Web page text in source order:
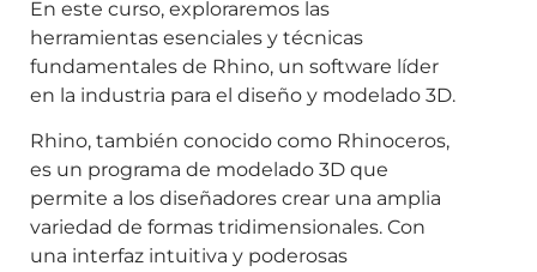
En este curso, exploraremos las
herramientas esenciales y técnicas
fundamentales de Rhino, un software líder
en la industria para el diseño y modelado 3D.
Rhino, también conocido como Rhinoceros,
es un programa de modelado 3D que
permite a los diseñadores crear una amplia
variedad de formas tridimensionales. Con
una interfaz intuitiva y poderosas